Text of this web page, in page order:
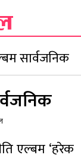
सार्वजनिक
एल्बम ‘हरेक